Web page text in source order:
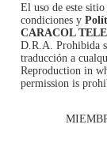
El uso de este
condiciones y
CARACOL
D.R.A. Prohibida
traducción a
Reproduction in
permission is